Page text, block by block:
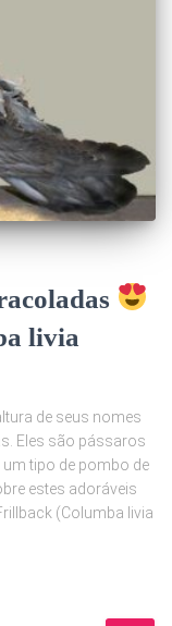
livia
de seus nomes
Eles são pássaros
tipo de pombo de
estes adoráveis
(Columba livia